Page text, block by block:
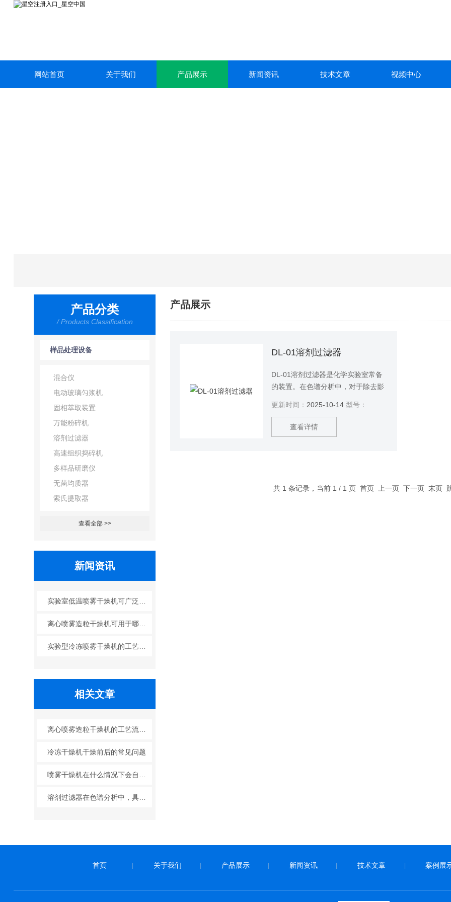
网站首页 关于我们 产品展示 新闻资讯 技术文章 视频中心
产品分类
/ Products Classification
样品处理设备
混合仪
电动玻璃匀浆机
固相萃取装置
万能粉碎机
溶剂过滤器
高速组织捣碎机
多样品研磨仪
无菌均质器
索氏提取器
查看全部 >>
新闻资讯
相关文章
冷冻干燥机干燥前后的常见问题
产品展示
DL-01溶剂过滤器
DL-01溶剂过滤器是化学实验室常备
的装置。在色谱分析中，对于除去影
具有至关重要的作用。在过滤过程中
它对液体的脱气效果也是非常明显
的。该装置配以下同用途的过滤膜以
更新时间： 2025-10-14型号：
查看详情
共 1 条记录，当前 1 / 1 页 首页 上一页 下一页 末页
首页 关于我们 产品展示 新闻资讯 技术文章 案例展